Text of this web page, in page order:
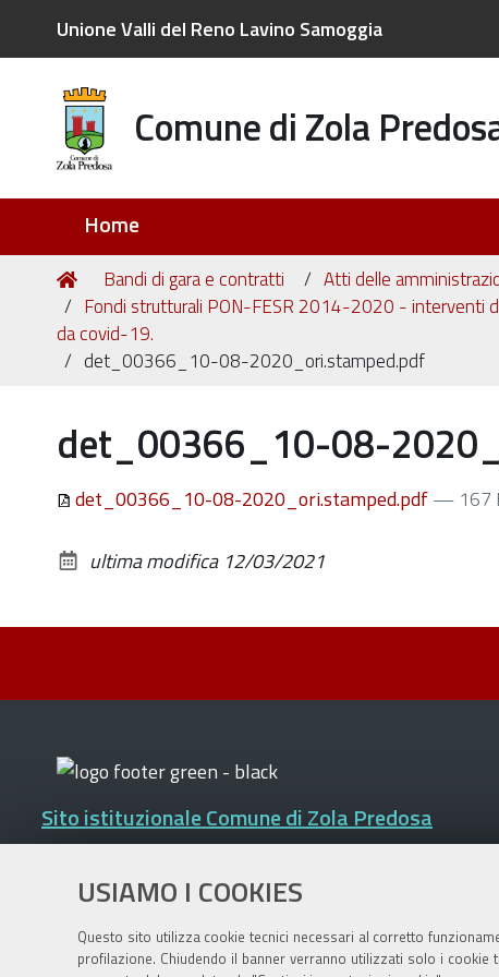
USIAMO I COOKIES
Questo sito utilizza cookie tecnici necessari al corretto
profilazione. Chiudendo il banner verranno utilizzati solo i
Unione Valli del Reno Lavino Samoggia
Comune di Zola
Home
Tu
sei
qui:
Home
Bandi di gara e contratti Atti delle
Fondi strutturali PON-FESR 2014-2020 - interventi
da covid-19.
det_00366_10-08-2020_ori.stamped.pdf
det_00366_10-08-
det_00366_10-08-2020_ori.stamped.pdf— 167
ultima modifica 12/03/2021
Sito istituzionale Comune di Zola Predosa